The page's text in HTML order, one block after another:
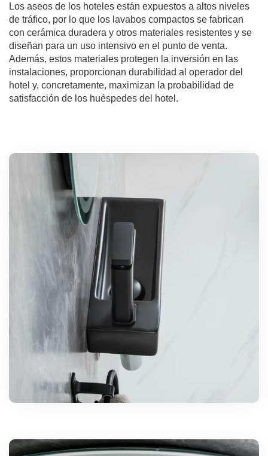
Los aseos de los hoteles están expuestos a altos niveles
de tráfico, por lo que los lavabos compactos se fabrican
con cerámica duradera y otros materiales resistentes y se
diseñan para un uso intensivo en el punto de venta.
Además, estos materiales protegen la inversión en las
instalaciones, proporcionan durabilidad al operador del
hotel y, concretamente, maximizan la probabilidad de
satisfacción de los huéspedes del hotel.